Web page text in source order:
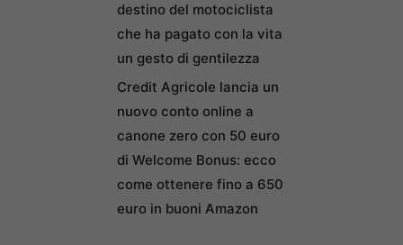
destino del motociclista
che ha pagato con la vita
un gesto di gentilezza
Credit Agricole lancia un
nuovo conto online a
canone zero con 50 euro
di Welcome Bonus: ecco
come ottenere fino a 650
euro in buoni Amazon